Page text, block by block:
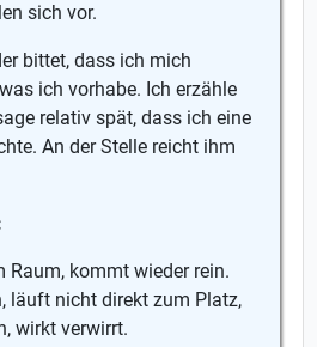
sich vor.
bittet, dass ich mich
ich vorhabe. Ich erzähle
relativ spät, dass ich eine
An der Stelle reicht ihm
Raum, kommt wieder rein.
läuft nicht direkt zum Platz,
wirkt verwirrt.